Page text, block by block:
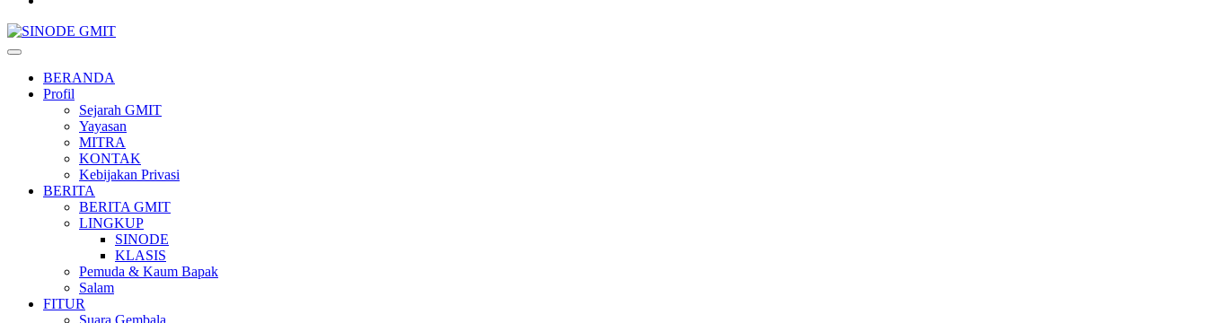
BERANDA
Profil
Sejarah GMIT
Yayasan
MITRA
KONTAK
Kebijakan Privasi
BERITA
BERITA GMIT
LINGKUP
SINODE
KLASIS
Pemuda & Kaum Bapak
Salam
FITUR
Suara Gembala